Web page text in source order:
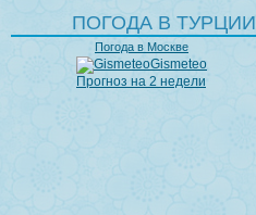
ПОГОДА В ТУРЦИИ
Погода в Москве
Gismeteo
Прогноз на 2 недели